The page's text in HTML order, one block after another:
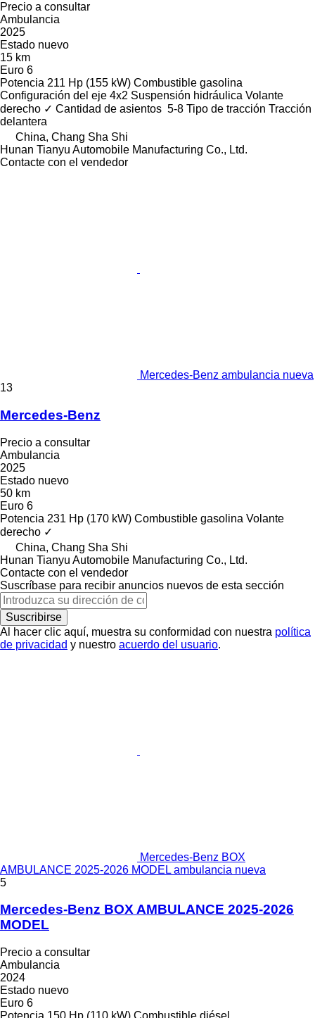
Precio a consultar
Ambulancia
2025
Estado nuevo
15 km
Euro 6
Potencia 211 Hp (155 kW) Combustible gasolina
Configuración del eje 4x2 Suspensión hidráulica Volante
derecho ✓ Cantidad de asientos 5-8 Tipo de tracción Tracción
delantera
China, Chang Sha Shi
Hunan Tianyu Automobile Manufacturing Co., Ltd.
Contacte con el vendedor
Mercedes-Benz ambulancia nueva
13
Mercedes-Benz
Precio a consultar
Ambulancia
2025
Estado nuevo
50 km
Euro 6
Potencia 231 Hp (170 kW) Combustible gasolina Volante
derecho ✓
China, Chang Sha Shi
Hunan Tianyu Automobile Manufacturing Co., Ltd.
Contacte con el vendedor
Suscríbase para recibir anuncios nuevos de esta sección
Suscribirse
Al hacer clic aquí, muestra su conformidad con nuestra política
de privacidad y nuestro acuerdo del usuario.
Mercedes-Benz BOX
AMBULANCE 2025-2026 MODEL ambulancia nueva
5
Mercedes-Benz BOX AMBULANCE 2025-2026
MODEL
Precio a consultar
Ambulancia
2024
Estado nuevo
Euro 6
Potencia 150 Hp (110 kW) Combustible diésel